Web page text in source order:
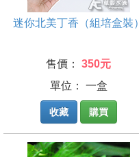
迷你北美丁香（組培盒裝）
售價：
350元
單位： 一盒
收藏 購買